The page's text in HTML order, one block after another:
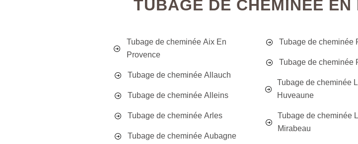
TUBAGE DE CHEMINÉE
Tubage de cheminée Aix En
Provence
Tubage de cheminée Allauch
Tubage de cheminée Alleins
Tubage de cheminée Arles
Tubage de cheminée Aubagne
Tubage de cheminée
Tubage de cheminée
Tubage de cheminée
Huveaune
Tubage de cheminée
Mirabeau